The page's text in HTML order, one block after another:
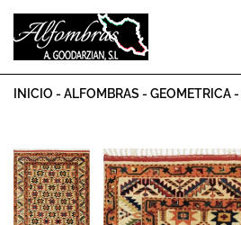
INICIO - ALFOMBRAS - GEOMETRICA-